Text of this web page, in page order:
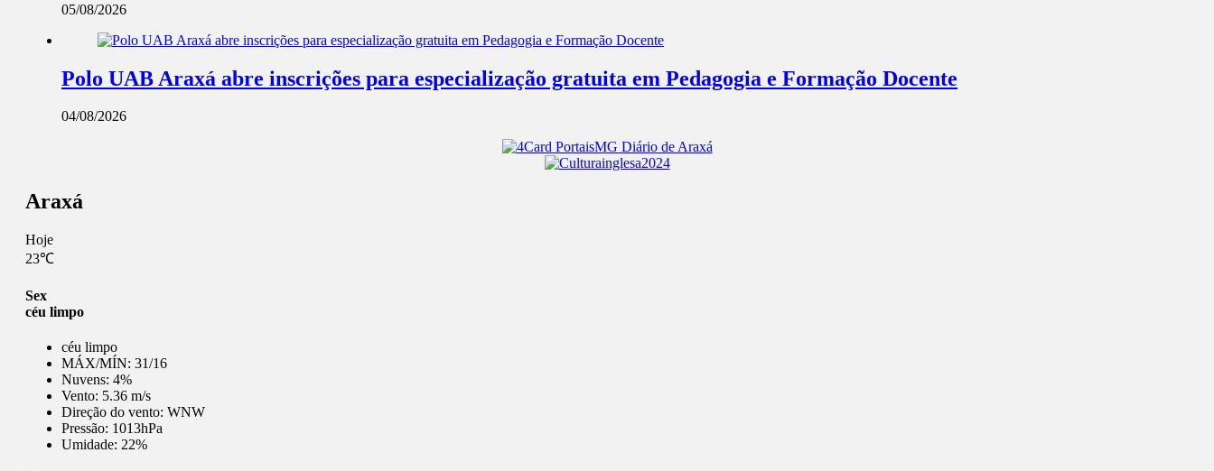
05/08/2026
Polo UAB Araxá abre inscrições para especialização gratuita em Pedagogia e Formação Docente
04/08/2026
Araxá
Hoje
23℃
Sex
céu limpo
céu limpo
MÁX/MÍN: 31/16
Nuvens: 4%
Vento: 5.36 m/s
Direção do vento: WNW
Pressão: 1013hPa
Umidade: 22%